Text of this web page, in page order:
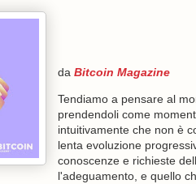
da Bitcoin Magazine
Tendiamo a pensare al
prendendoli come
intuitivamente che non è
lenta evoluzione
conoscenze e richieste
l'adeguamento, e quello